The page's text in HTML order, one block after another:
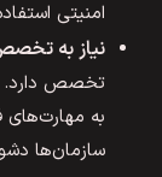
امنیتی
نیاز به
تخصص دارد.
به
سازمان‌ها